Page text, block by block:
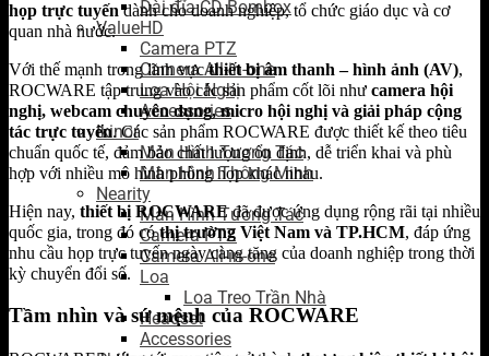
Đài đĩa CD Bombox
ValueHD
Camera PTZ
Camera All-in-one
Loa Hội Nghị
Accessories
Ikinor
Màn Hình Tương Tác
Màn Hình Thông Minh
Nearity
Màn Hình Tương Tác
Camera PTZ
Camera All-in-one
Loa
Loa Treo Trần Nhà
Headset
Accessories
họp trực tuyếndành cho doanh nghiệp, tổ chức giáo dục và cơ
quan nhà nước.
Với thế mạnh trong lĩnh vựcthiết bị âm thanh – hình ảnh (AV),
ROCWARE tập trung vào các sản phẩm cốt lõi như camera hội
nghị, webcam chuyên dụng, micro hội nghị và giải pháp cộng
tác trực tuyến. Các sản phẩm ROCWARE được thiết kế theo tiêu
chuẩn quốc tế, đảm bảo chất lượng ổn định, dễ triển khai và phù
hợp với nhiều mô hình phòng họp khác nhau.
Hiện nay, thiết bị ROCWAREđã được ứng dụng rộng rãi tại nhiều
quốc gia, trong đó cóthị trường Việt Nam và TP.HCM, đáp ứng
nhu cầu họp trực tuyến ngày càng tăng của doanh nghiệp trong thời
kỳ chuyển đổi số.
Tầm nhìn và sứ mệnh của ROCWARE